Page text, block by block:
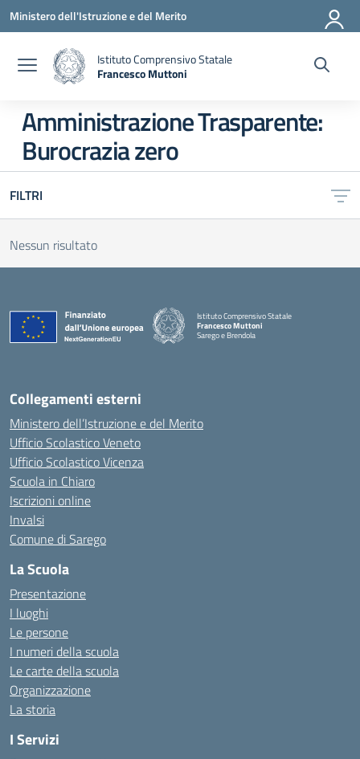
Vai ai contenuti
Vai al menu di navigazione
Vai al footer
Ministero dell'Istruzione e del Merito
Istituto Comprensivo Statale
Francesco Muttoni
Amministrazione Trasparente:
Burocrazia zero
FILTRI
Nessun risultato
Istituto Comprensivo Statale
Francesco Muttoni
Sarego e Brendola
— Visita la pagina iniziale della scuola
Collegamenti esterni
Ministero dell’Istruzione e del Merito
Ufficio Scolastico Veneto
Ufficio Scolastico Vicenza
Scuola in Chiaro
Iscrizioni online
Invalsi
Comune di Sarego
La Scuola
Presentazione
I luoghi
Le persone
I numeri della scuola
Le carte della scuola
Organizzazione
La storia
I Servizi